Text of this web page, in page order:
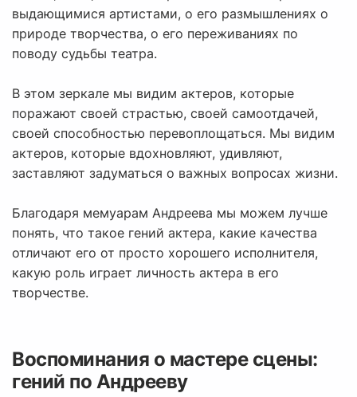
выдающимися артистами, о его размышлениях о
природе творчества, о его переживаниях по
поводу судьбы театра.
В этом зеркале мы видим актеров, которые
поражают своей страстью, своей самоотдачей,
своей способностью перевоплощаться. Мы видим
актеров, которые вдохновляют, удивляют,
заставляют задуматься о важных вопросах жизни.
Благодаря мемуарам Андреева мы можем лучше
понять, что такое гений актера, какие качества
отличают его от просто хорошего исполнителя,
какую роль играет личность актера в его
творчестве.
Воспоминания о мастере сцены:
гений по Андрееву